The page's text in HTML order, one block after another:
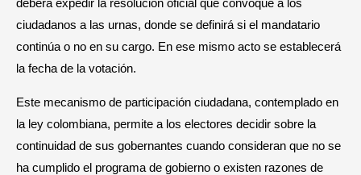
deberá expedir la resolución oficial que convoque a los
ciudadanos a las urnas, donde se definirá si el mandatario
continúa o no en su cargo. En ese mismo acto se establecerá
la fecha de la votación.
Este mecanismo de participación ciudadana, contemplado en
la ley colombiana, permite a los electores decidir sobre la
continuidad de sus gobernantes cuando consideran que no se
ha cumplido el programa de gobierno o existen razones de